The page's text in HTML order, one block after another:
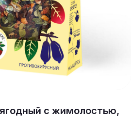
с жимолостью,